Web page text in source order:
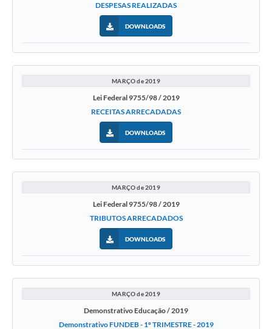
DESPESAS REALIZADAS
DOWNLOADS
MARÇO de 2019
Lei Federal 9755/98 / 2019
RECEITAS ARRECADADAS
DOWNLOADS
MARÇO de 2019
Lei Federal 9755/98 / 2019
TRIBUTOS ARRECADADOS
DOWNLOADS
MARÇO de 2019
Demonstrativo Educação / 2019
Demonstrativo FUNDEB - 1º TRIMESTRE - 2019